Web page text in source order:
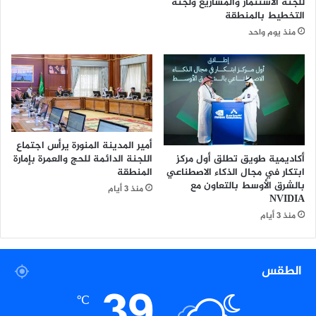
ن
و
ي
و
ا
ل
م
ن
ط
ة
التخطيط بالمنطقة
منذ يوم واحد
أكاديمية طويق تطلق أول مركز
ابتكار في مجال الذكاء الاصطناعي
بالشرق الأوسط بالتعاون مع
NVIDIA
منذ 3 أيام
أمير المدينة المنورة يرأس اجتماع
اللجنة الدائمة للحج والعمرة بإمارة
المنطقة
منذ 3 أيام
الطقس
℃